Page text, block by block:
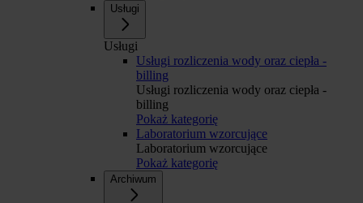
Usługi
Usługi
Usługi rozliczenia wody oraz ciepła -
billing
Usługi rozliczenia wody oraz ciepła -
billing
Pokaż kategorię
Laboratorium wzorcujące
Laboratorium wzorcujące
Pokaż kategorię
Archiwum